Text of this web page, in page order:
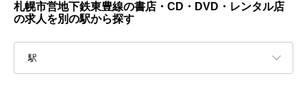
札幌市営地下鉄東豊線の書店・CD・DVD・レンタル店
の求人を別の駅から探す
駅